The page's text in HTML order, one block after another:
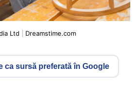
Ltd Dreamstime.com
ca sursă preferată în Google